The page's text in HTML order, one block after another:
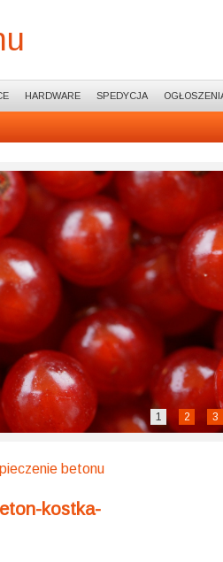
HARDWARE SPEDYCJA
1 2 3
betonu
kostka-